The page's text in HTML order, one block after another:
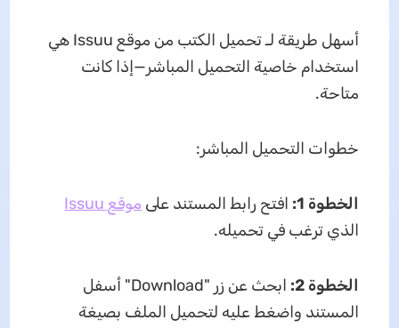
أسهل طريقة لـ تحميل الكتب من موقع Issuu هي
استخدام خاصية التحميل المباشر—إذا كانت
متاحة.
خطوات التحميل المباشر:
الخطوة 1: افتح رابط المستند على موقع Issuu
الذي ترغب في تحميله.
الخطوة 2:
ابحث عن زر "Download" أسفل
المستند واضغط عليه لتحميل الملف بصيغة